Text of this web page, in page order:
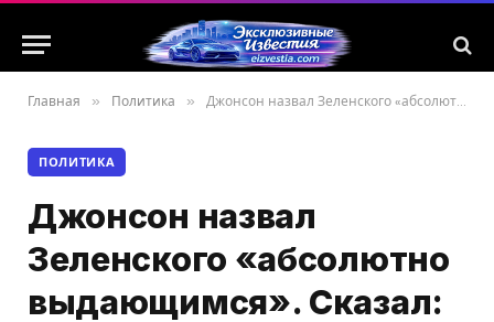
Главная » Политика » Джонсон назвал Зеленского «абсолютно выдающимся». Сказал: Без него война была бы другой
ПОЛИТИКА
Джонсон назвал
Зеленского «абсолютно
выдающимся». Сказал: